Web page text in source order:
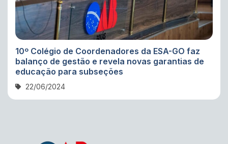
10º Colégio de Coordenadores da ESA-GO faz
balanço de gestão e revela novas garantias de
educação para subseções
22/06/2024